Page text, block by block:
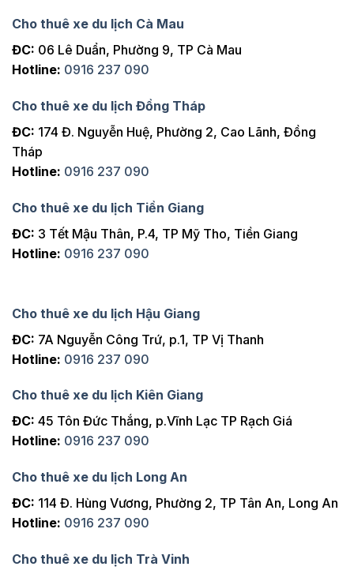
Cho thuê xe du lịch Cà Mau
ĐC: 06 Lê Duẩn, Phường 9, TP Cà Mau
Hotline: 0916 237 090
Cho thuê xe du lịch Đồng Tháp
ĐC: 174 Đ. Nguyễn Huệ, Phường 2, Cao Lãnh, Đồng
Tháp
Hotline: 0916 237 090
Cho thuê xe du lịch Tiền Giang
ĐC: 3 Tết Mậu Thân, P.4, TP Mỹ Tho, Tiền Giang
Hotline: 0916 237 090
Cho thuê xe du lịch Hậu Giang
ĐC: 7A Nguyễn Công Trứ, p.1, TP Vị Thanh
Hotline: 0916 237 090
Cho thuê xe du lịch Kiên Giang
ĐC: 45 Tôn Đức Thắng, p.Vĩnh Lạc TP Rạch Giá
Hotline: 0916 237 090
Cho thuê xe du lịch Long An
ĐC: 114 Đ. Hùng Vương, Phường 2, TP Tân An, Long An
Hotline: 0916 237 090
Cho thuê xe du lịch Trà Vinh